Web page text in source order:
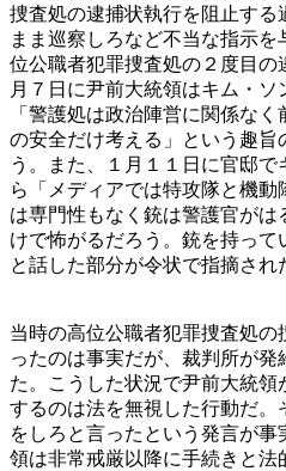
捜査処の逮捕状執行を阻止する
まま巡察しろなど不当な指示
位公職者犯罪捜査処の２度目の
月７日に尹前大統領はキム・
「警護処は政治陣営に関係な
の安全だけ考える」という趣旨
う。また、１月１１日に官邸
ら「メディアでは特攻隊と機
は専門性もなく銃は警護官が
けで怖がるだろう。銃を持って
と話した部分が令状で指摘され
当時の高位公職者犯罪捜査処
ったのは事実だが、裁判所が発
た。こうした状況で尹前大統
するのは法を無視した行動だ
をしろと言ったという発言が
領は非常戒厳以降に手続きと